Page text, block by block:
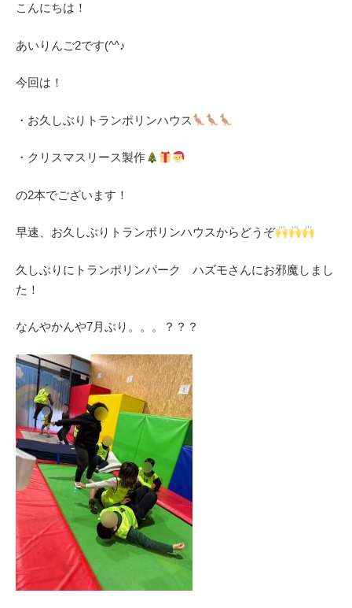
こんにちは！
あいりんご2です(^^♪
今回は！
・お久しぶりトランポリンハウス
・クリスマスリース製作
の2本でございます！
早速、お久しぶりトランポリンハウスからどうぞ
久しぶりにトランポリンパーク ハズモさんにお邪魔しまし
た！
なんやかんや7月ぶり。。。？？？